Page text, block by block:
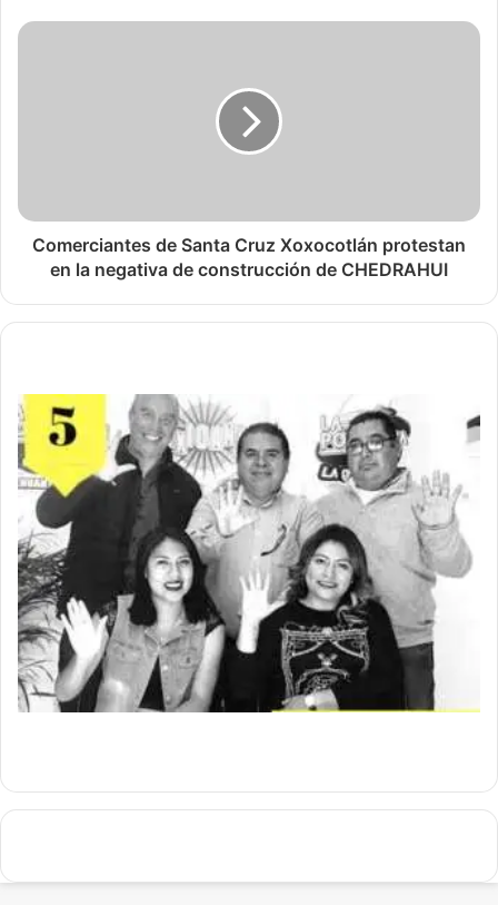
Comerciantes de Santa Cruz Xoxocotlán protestan
en la negativa de construcción de CHEDRAHUI